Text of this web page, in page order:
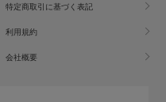
特定商取引に基づく表記
利用規約
会社概要